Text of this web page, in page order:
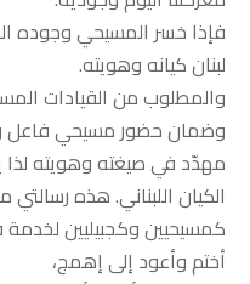
فإذا خسر المسيحي وجوده
لبنان كيانه وهويته.
والمطلوب من القيادات
وضمان حضور مسيحي فاعل
مهدّد في صيغته وهويته
الكيان اللبناني. هذه
كمسيحيين وكجبيليين
أختم وأعود إلى إهمج،